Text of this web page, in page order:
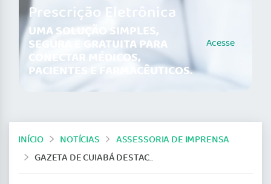
Prescrição Eletrônica
UMA SOLUÇÃO SIMPLES,
SEGURA E GRATUITA PARA
CONECTAR MÉDICOS,
PACIENTES E FARMACÊUTICOS.
Acesse
INÍCIO NOTÍCIAS
ASSESSORIA DE IMPRENSA
GAZETA DE CUIABÁ DESTACA O DEBATE EM TORNO DO ATO MÉDICO